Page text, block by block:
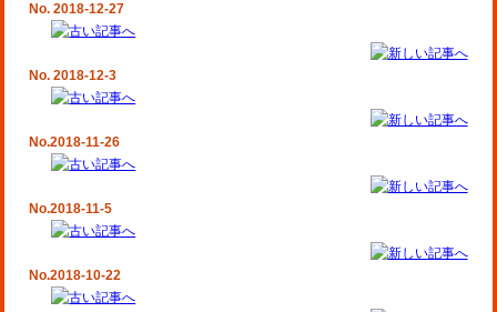
No. 2018-12-27
No. 2018-12-3
No.2018-11-26
No.2018-11-5
No.2018-10-22